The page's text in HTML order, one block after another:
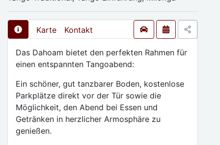
Karte Kontakt
Das Dahoam bietet den perfekten Rahmen für
einen entspannten Tangoabend:
Ein schöner, gut tanzbarer Boden, kostenlose
Parkplätze direkt vor der Tür sowie die
Möglichkeit, den Abend bei Essen und
Getränken in herzlicher Armosphäre zu
genießen.